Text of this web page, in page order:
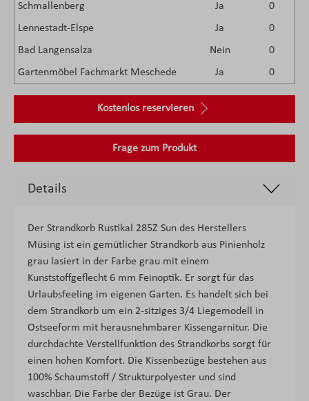
Schmallenberg
Ja
0
Lennestadt-Elspe
Ja
0
Bad Langensalza
Nein
0
Gartenmöbel Fachmarkt Meschede
Ja 0
Kostenlos reservieren
Frage zum Produkt
Details
Der Strandkorb Rustikal 285Z Sun des Herstellers
Müsing ist ein gemütlicher Strandkorb aus Pinienholz
grau lasiert in der Farbe grau mit einem
Kunststoffgeflecht 6 mm Feinoptik. Er sorgt für das
Urlaubsfeeling im eigenen Garten. Es handelt sich bei
dem Strandkorb um ein 2-sitziges 3/4 Liegemodell in
Ostseeform mit herausnehmbarer Kissengarnitur. Die
durchdachte Verstellfunktion des Strandkorbs sorgt für
einen hohen Komfort. Die Kissenbezüge bestehen aus
100% Schaumstoff / Strukturpolyester und sind
waschbar. Die Farbe der Bezüge ist Grau. Der